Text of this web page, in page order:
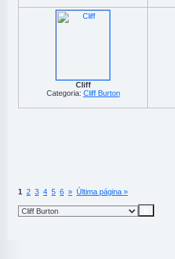
Cliff
Categoria: Cliff Burton
1 2 3 4 5 6 » Última página »